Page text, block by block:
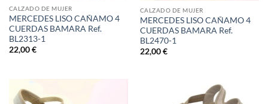
CALZADO DE MUJER
MERCEDES LISO CAÑAMO 4
CUERDAS BAMARA Ref.
BL2313-1
22,00€
CALZADO DE MUJER
MERCEDES LISO CAÑAMO 4
CUERDAS BAMARA Ref.
BL2470-1
22,00€